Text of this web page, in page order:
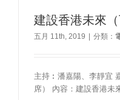
建設香港未來（
五月 11th, 2019 分類：
主持︰潘嘉陽、李靜宜
席） 內容：建設香港未